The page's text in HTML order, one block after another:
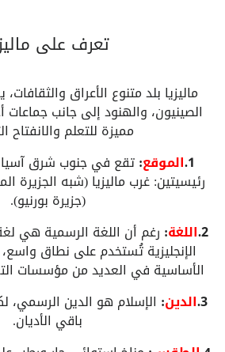
تعرف على
ماليزيا بلد متنوع الأعراق
الصينيون، والهنود إلى جانب جماعات
مميزة للتعلم والانفتاح
1.الموقع:تقع في جنوب شرق
رئيسيتين: غرب ماليزيا (شبه الجزيرة
(جزيرة بورنيو).
2.اللغة: رغم أن اللغة الرسمية هي لغة
الإنجليزية تُستخدم على نطاق
الأساسية في العديد من مؤسسات
3.الدين: الإسلام هو الدين الرسمي،
باقي الأديان.